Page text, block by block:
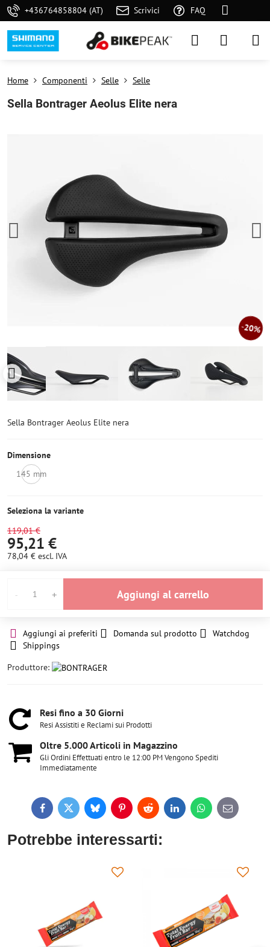
+436764858804 (AT) Scrivici FAQ
20%
Home Componenti Selle Selle
Sella Bontrager Aeolus Elite nera
Sella Bontrager Aeolus Elite nera
Dimensione
145 mm
Seleziona la variante
119,01 €
95,21 €
78,04 € escl. IVA
Aggiungi al carrello
Aggiungi ai preferiti Domanda sul prodotto
Watchdog
Shippings
Produttore:
Resi fino a 30 Giorni
Resi Assistiti e Reclami sui Prodotti
Oltre 5​.000 Articoli in Magazzino
Gli Ordini Effettuati entro le 12:00 PM Vengono Spediti
Immediatamente
FacebookTwitterBlueskyPinterestReddit LinkedInWhatsApp
E-
mail
Potrebbe interessarti: